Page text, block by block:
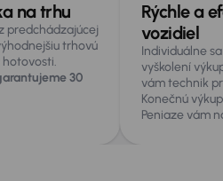
na trhu
predchádzajúcej
trhovú
hotovosti.
30
Rýchle a
vozidiel
Individuálne
vyškolení
vám technik
Konečnú
Peniaze vám